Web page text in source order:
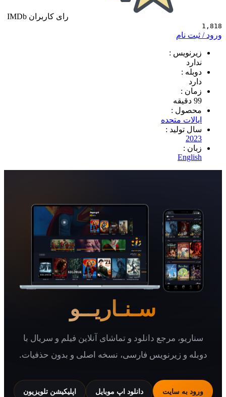
رای کاربران IMDb
نام
:
:
متحده
:
سـنـاریــو
مرجع دانلود و تماشای آنلاین فیلم و سریال با
و زیرنویس فارسی، نسخه اصلی و بدون حذفیات.
به سایت دانلود اپ موبایل اپلیکیشن تلویزیون